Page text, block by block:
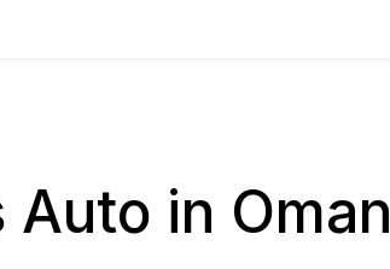
in Oman